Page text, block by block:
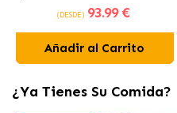
pollo
(DESDE) 93.99 €
Añadir al Carrito
¿Ya Tienes Su Comida?